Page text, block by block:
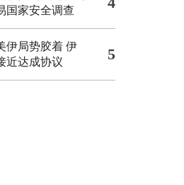
国家安全调查
伊局势胶着 伊
近达成协议
5